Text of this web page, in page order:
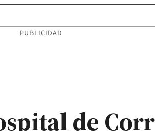
PUBLICIDAD
de